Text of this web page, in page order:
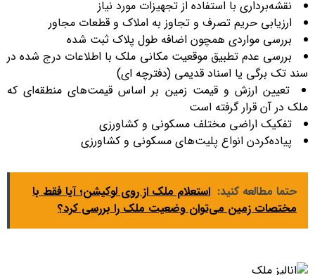
نقشه‌برداری با استفاده از تجهیزات مورد نیاز
ارزیابی حریم تصرف و تجاوز به املاک و قطعات مجاور
بررسی مواردی همچون اضافه طول پلاک ثبت شده
بررسی عدم تطبیق موقعیت مکانی ملک با اطلاعات درج شده در
سند تک برگی یا اسناد قدیمی (دفترچه ای)
تعیین ارزش و قیمت زمین بر اساس قیمت‌های منطقه‌ای که
ملک در آن قرار گرفته است
تفکیک اراضی مختلف مسکونی و کشاورزی
پیاده‌کردن انواع پلیت‌های مسکونی و کشاورزی
حتما مطالعه کنید: استعلام ملک از روی لوکیشن؛ آیا فقط با
مختصات زمین می‌توان وضعیت ملک را بررسی کرد؟